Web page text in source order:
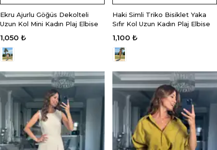
Ekru Ajurlu Göğüs Dekolteli
Uzun Kol Mini Kadın Plaj Elbise
1,050 ₺
Haki Simli Triko Bisiklet Yaka
Sıfır Kol Uzun Kadın Plaj Elbise
1,100 ₺